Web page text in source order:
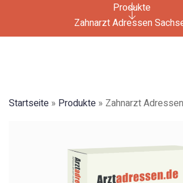
Produkte
Zahnarzt Adressen
Startseite » Produkte » Zahnarzt